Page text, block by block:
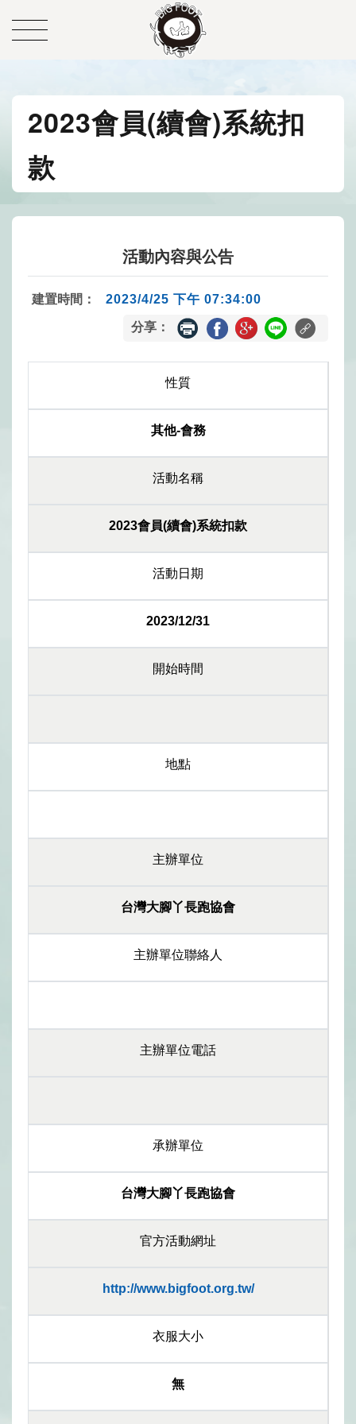
2023會員(續會)系統扣
款
活動內容與公告
建置時間： 2023/4/25 下午 07:34:00
分享：
性質
其他-會務
活動名稱
2023會員(續會)系統扣款
活動日期
2023/12/31
開始時間
地點
主辦單位
台灣大腳丫長跑協會
主辦單位聯絡人
主辦單位電話
承辦單位
台灣大腳丫長跑協會
官方活動網址
http://www.bigfoot.org.tw/
衣服大小
無